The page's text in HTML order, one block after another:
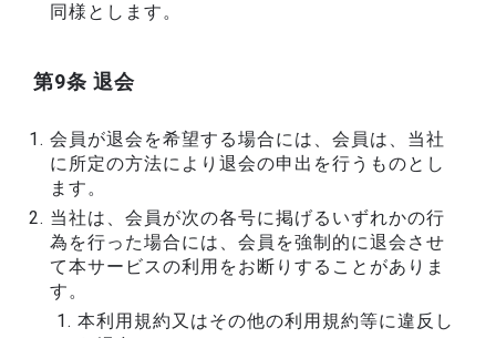
同様とします。
第9条 退会
会員が退会を希望する場合には、会員は、当社
に所定の方法により退会の申出を行うものとし
ます。
当社は、会員が次の各号に掲げるいずれかの行
為を行った場合には、会員を強制的に退会させ
て本サービスの利用をお断りすることがありま
す。
本利用規約又はその他の利用規約等に違反し